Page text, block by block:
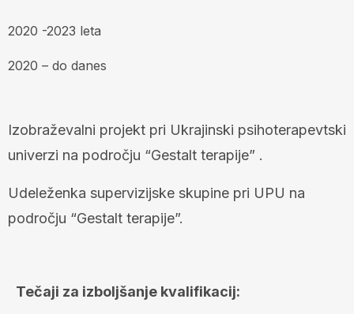
2020 -2023 leta
2020 – do danes
Izobraževalni projekt pri Ukrajinski psihoterapevtski
univerzi na področju “Gestalt terapije” .
Udeleženka supervizijske skupine pri UPU na
področju “Gestalt terapije”.
Tečaji za izboljšanje kvalifikacij: